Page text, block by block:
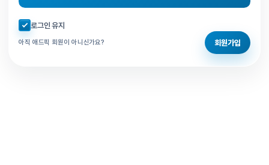
자동로그인 체크
로그인 유지
아직 애드픽 회원이 아니신가요? 회원가입